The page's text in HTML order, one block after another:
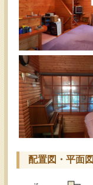
配置図・平面図